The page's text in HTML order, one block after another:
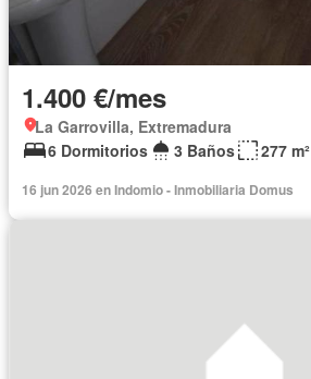
1.400 €/mes
La Garrovilla, Extremadura
6 Dormitorios
3 Baños 277 m²
16 jun 2026 en Indomio - Inmobiliaria Domus